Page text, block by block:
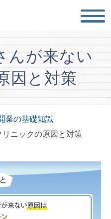
んが来ない
因と対策
業の基礎知識
ニックの原因と対策